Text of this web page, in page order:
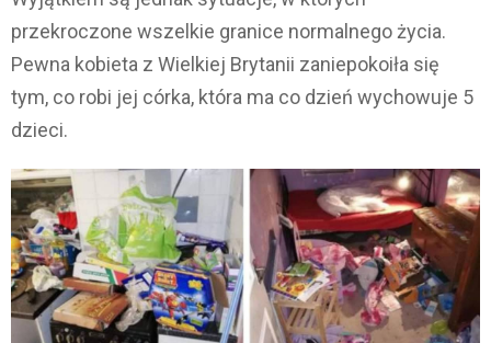
przekroczone wszelkie granice normalnego życia.
Pewna kobieta z Wielkiej Brytanii zaniepokoiła się
tym, co robi jej córka, która ma co dzień wychowuje 5
dzieci.